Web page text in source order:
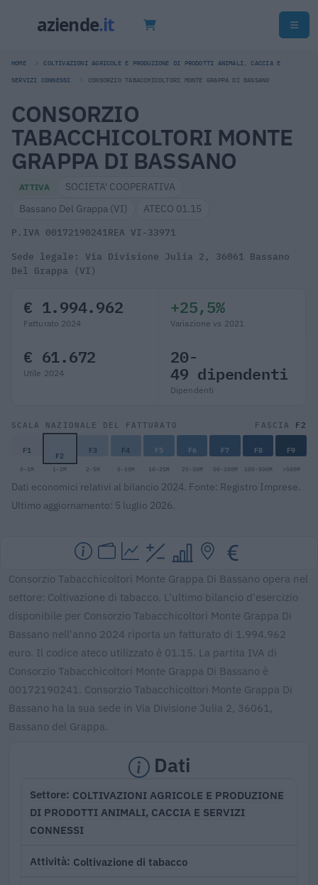
HOME COLTIVAZIONI AGRICOLE E PRODUZIONE DI PRODOTTI ANIMALI, CACCIA E
SERVIZI CONNESSI CONSORZIO TABACCHICOLTORI MONTE GRAPPA DI BASSANO
CONSORZIO
TABACCHICOLTORI MONTE
GRAPPA DI BASSANO
ATTIVA
SOCIETA' COOPERATIVA
Bassano Del Grappa (VI)
ATECO 01.15
P.IVA 00172190241REA VI-33971
Sede legale: Via Divisione Julia 2, 36061 Bassano
Del Grappa (VI)
€ 1.994.962
Fatturato 2024
+25,5%
Variazione vs 2021
€ 61.672
Utile 2024
20-
49 dipendenti
Dipendenti
SCALA NAZIONALE DEL FATTURATO FASCIA F2
F1 F2 F3 F4 F5 F6 F7 F8 F9
0-1M 1-2M 2-5M 5-10M 10-25M 25-50M 50-100M 100-500M >500M
Dati economici relativi al bilancio 2024. Fonte: Registro Imprese.
Ultimo aggiornamento: 5 luglio 2026.
Consorzio Tabacchicoltori Monte Grappa Di Bassano opera nel
settore: Coltivazione di tabacco. L'ultimo bilancio d'esercizio
disponibile per Consorzio Tabacchicoltori Monte Grappa Di
Bassano nell'anno 2024 riporta un fatturato di 1.994.962
euro. Il codice ateco utilizzato è 01.15. La partita IVA di
Consorzio Tabacchicoltori Monte Grappa Di Bassano è
00172190241. Consorzio Tabacchicoltori Monte Grappa Di
Bassano ha la sua sede in Via Divisione Julia 2, 36061,
Bassano del Grappa.
Dati
Settore COLTIVAZIONI AGRICOLE E PRODUZIONE
DI PRODOTTI ANIMALI, CACCIA E SERVIZI
CONNESSI
Attività Coltivazione di tabacco